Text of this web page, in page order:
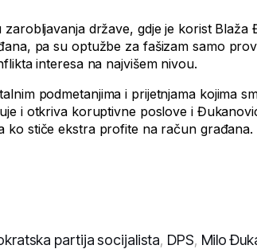
zarobljavanja države, gdje je korist Blaža
pa su optužbe za fašizam samo
interesa na najvišem nivou.
podmetanjima i prijetnjama kojima
i otkriva koruptivne poslove i
ko stiče ekstra profite na račun građana.
partija socijalista, DPS, Milo